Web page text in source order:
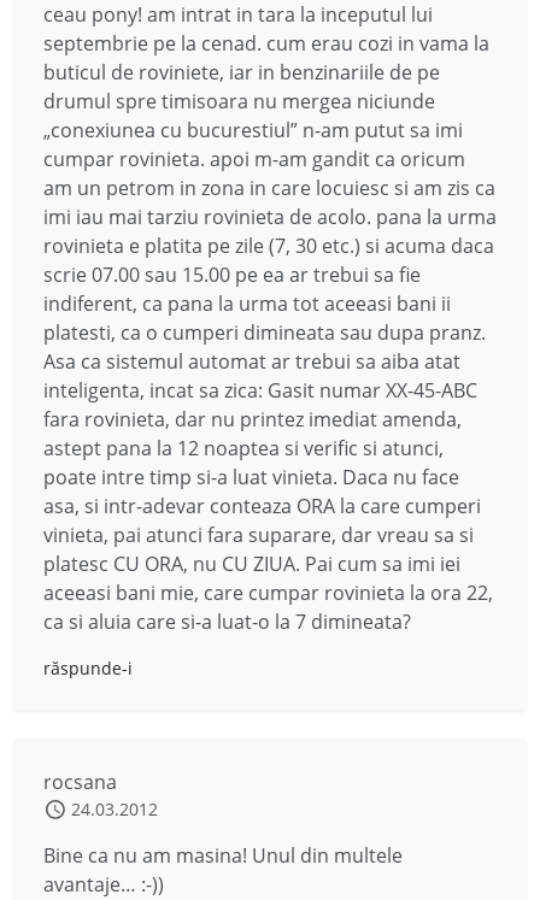
ceau pony! am intrat in tara la inceputul lui
septembrie pe la cenad. cum erau cozi in vama la
buticul de roviniete, iar in benzinariile de pe
drumul spre timisoara nu mergea niciunde
„conexiunea cu bucurestiul” n-am putut sa imi
cumpar rovinieta. apoi m-am gandit ca oricum
am un petrom in zona in care locuiesc si am zis ca
imi iau mai tarziu rovinieta de acolo. pana la urma
rovinieta e platita pe zile (7, 30 etc.) si acuma daca
scrie 07.00 sau 15.00 pe ea ar trebui sa fie
indiferent, ca pana la urma tot aceeasi bani ii
platesti, ca o cumperi dimineata sau dupa pranz.
Asa ca sistemul automat ar trebui sa aiba atat
inteligenta, incat sa zica: Gasit numar XX-45-ABC
fara rovinieta, dar nu printez imediat amenda,
astept pana la 12 noaptea si verific si atunci,
poate intre timp si-a luat vinieta. Daca nu face
asa, si intr-adevar conteaza ORA la care cumperi
vinieta, pai atunci fara suparare, dar vreau sa si
platesc CU ORA, nu CU ZIUA. Pai cum sa imi iei
aceeasi bani mie, care cumpar rovinieta la ora 22,
ca si aluia care si-a luat-o la 7 dimineata?
răspunde-i
rocsana
24.03.2012
Bine ca nu am masina! Unul din multele
avantaje… :-))